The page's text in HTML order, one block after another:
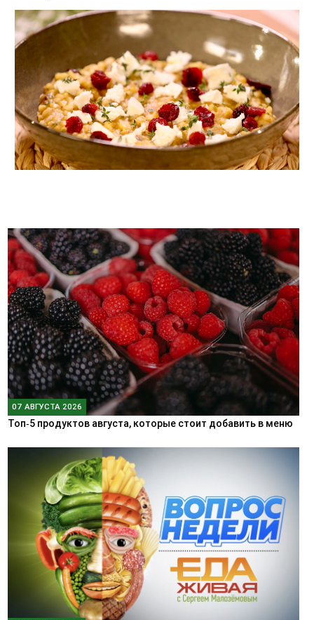
07 АВГУСТА 2026
Топ‑5 продуктов августа, которые стоит добавить в меню